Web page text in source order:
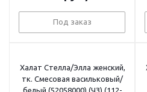
Под заказ
Халат Стелла/Элла женский,
тк. Смесовая васильковый/
белый (52058000) (ЧЗ) (112-